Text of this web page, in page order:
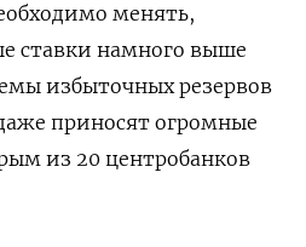
менять,
ставки намного выше
избыточных резервов
приносят огромные
из 20 центробанков